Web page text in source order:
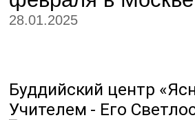
28.01.2025
Буддийский центр
Учителем - Его